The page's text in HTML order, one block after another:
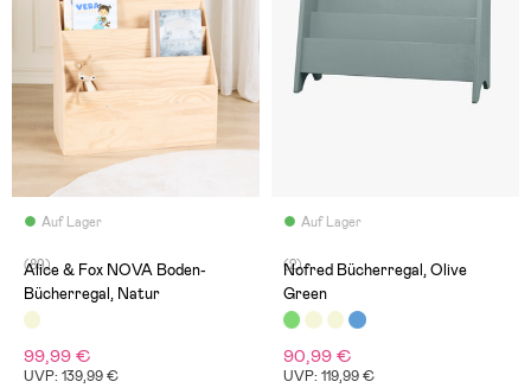
Auf Lager
(89)
Alice & Fox NOVA Boden-
Bücherregal, Natur
99,99 €
UVP: 139,99 €
Auf Lager
(2)
Nofred Bücherregal, Olive
Green
90,99 €
UVP: 119,99 €